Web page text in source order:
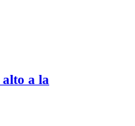
alto a la